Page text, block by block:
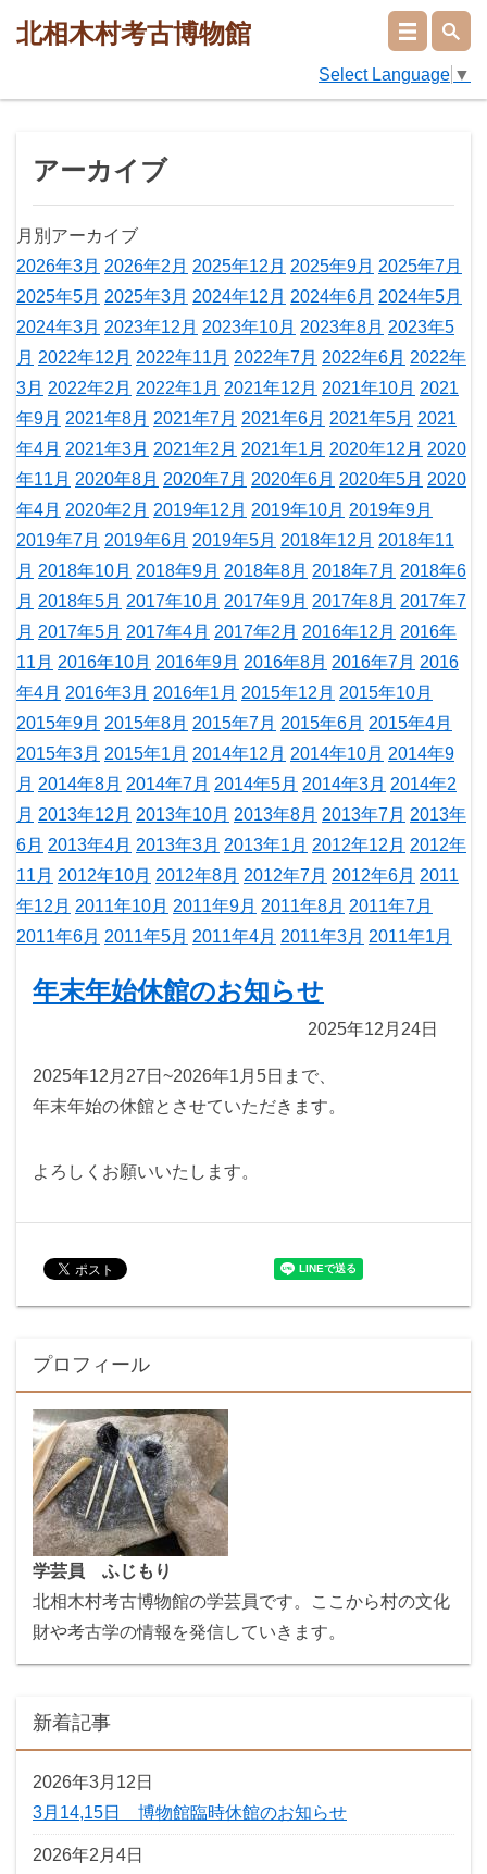
北相木村考古博物館
Select Language ▼
アーカイブ
月別アーカイブ
2026年3月 2026年2月 2025年12月 2025年9月 2025年7月
2025年5月 2025年3月 2024年12月 2024年6月 2024年5月
2024年3月 2023年12月 2023年10月 2023年8月 2023年5
月 2022年12月 2022年11月 2022年7月 2022年6月 2022年
3月 2022年2月 2022年1月 2021年12月 2021年10月 2021
年9月 2021年8月 2021年7月 2021年6月 2021年5月 2021
年4月 2021年3月 2021年2月 2021年1月 2020年12月 2020
年11月 2020年8月 2020年7月 2020年6月 2020年5月 2020
年4月 2020年2月 2019年12月 2019年10月 2019年9月
2019年7月 2019年6月 2019年5月 2018年12月 2018年11
月 2018年10月 2018年9月 2018年8月 2018年7月 2018年6
月 2018年5月 2017年10月 2017年9月 2017年8月 2017年7
月 2017年5月 2017年4月 2017年2月 2016年12月 2016年
11月 2016年10月 2016年9月 2016年8月 2016年7月 2016
年4月 2016年3月 2016年1月 2015年12月 2015年10月
2015年9月 2015年8月 2015年7月 2015年6月 2015年4月
2015年3月 2015年1月 2014年12月 2014年10月 2014年9
月 2014年8月 2014年7月 2014年5月 2014年3月 2014年2
月 2013年12月 2013年10月 2013年8月 2013年7月 2013年
6月 2013年4月 2013年3月 2013年1月 2012年12月 2012年
11月 2012年10月 2012年8月 2012年7月 2012年6月 2011
年12月 2011年10月 2011年9月 2011年8月 2011年7月
2011年6月 2011年5月 2011年4月 2011年3月 2011年1月
年末年始休館のお知らせ
2025年12月24日
2025年12月27日~2026年1月5日まで、
年末年始の休館とさせていただきます。
よろしくお願いいたします。
プロフィール
学芸員 ふじもり
北相木村考古博物館の学芸員です。ここから村の文化
財や考古学の情報を発信していきます。
新着記事
2026年3月12日
3月14,15日 博物館臨時休館のお知らせ
2026年2月4日